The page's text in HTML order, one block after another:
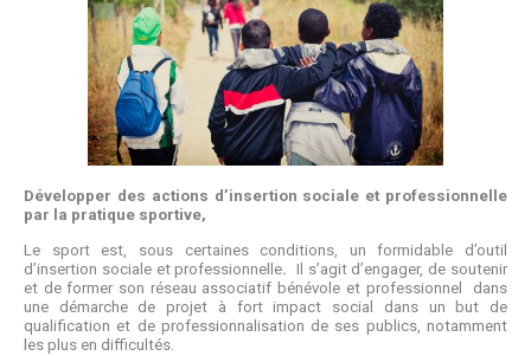
Développer des actions d’insertion sociale et professionnelle
par la pratique sportive,
Le sport est, sous certaines conditions, un formidable d’outil
d’insertion sociale et professionnelle. Il s’agit d’engager, de soutenir
et de former son réseau associatif bénévole et professionnel dans
une démarche de projet à fort impact social dans un but de
qualification et de professionnalisation de ses publics, notamment
les plus en difficultés.